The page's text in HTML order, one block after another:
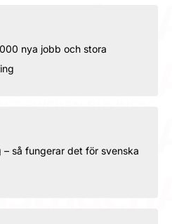
nya jobb och stora
– så fungerar det för svenska